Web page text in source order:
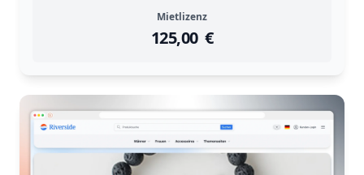
Mietlizenz
125,00 €
instock
Return Policy